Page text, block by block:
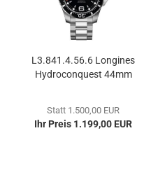
L3.841.4.56.6 Lon­gi­nes
Hy­dro­con­quest 44mm
Statt 1.500,00 EUR
Ihr Preis 1.199,00 EUR